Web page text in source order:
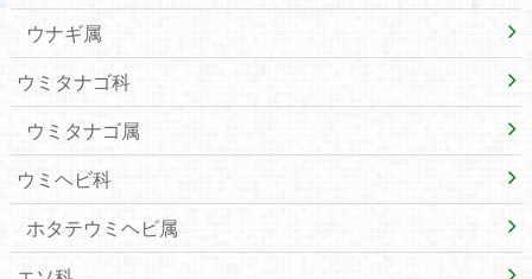
ウナギ属
ウミタナゴ科
ウミタナゴ属
ウミヘビ科
ホタテウミヘビ属